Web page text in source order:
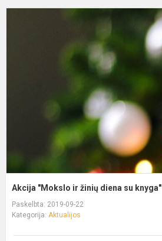
Akcija "Mokslo ir žinių diena su knyga"
Paskelbta: 2019-09-22
Kategorija: Aktualijos